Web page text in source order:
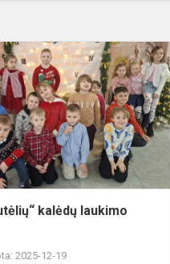
kalėdų laukimo
2025-12-19